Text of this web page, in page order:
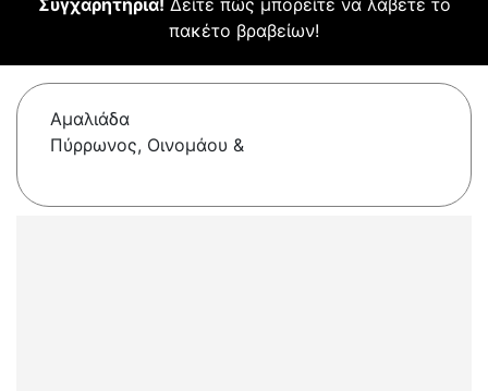
Συγχαρητήρια! Δείτε πώς μπορείτε να λάβετε το
πακέτο βραβείων!
Αμαλιάδα
Πύρρωνος, Οινομάου &